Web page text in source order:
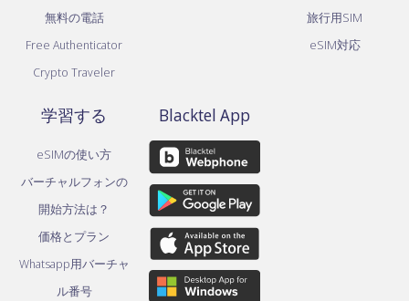
無料の電話
Free Authenticator
Crypto Traveler
旅行用SIM
eSIM対応
学習する
eSIMの使い方
バーチャルフォンの
開始方法は？
価格とプラン
Whatsapp用バーチャ
ル番号
Blacktel App